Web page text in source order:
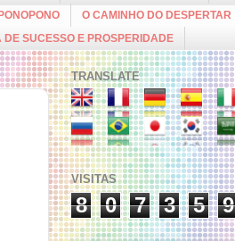
O CAMINHO DO DESPERTAR
SUCESSO E PROSPERIDADE
TRANSLATE
VISITAS
8 0 7 3 5 9